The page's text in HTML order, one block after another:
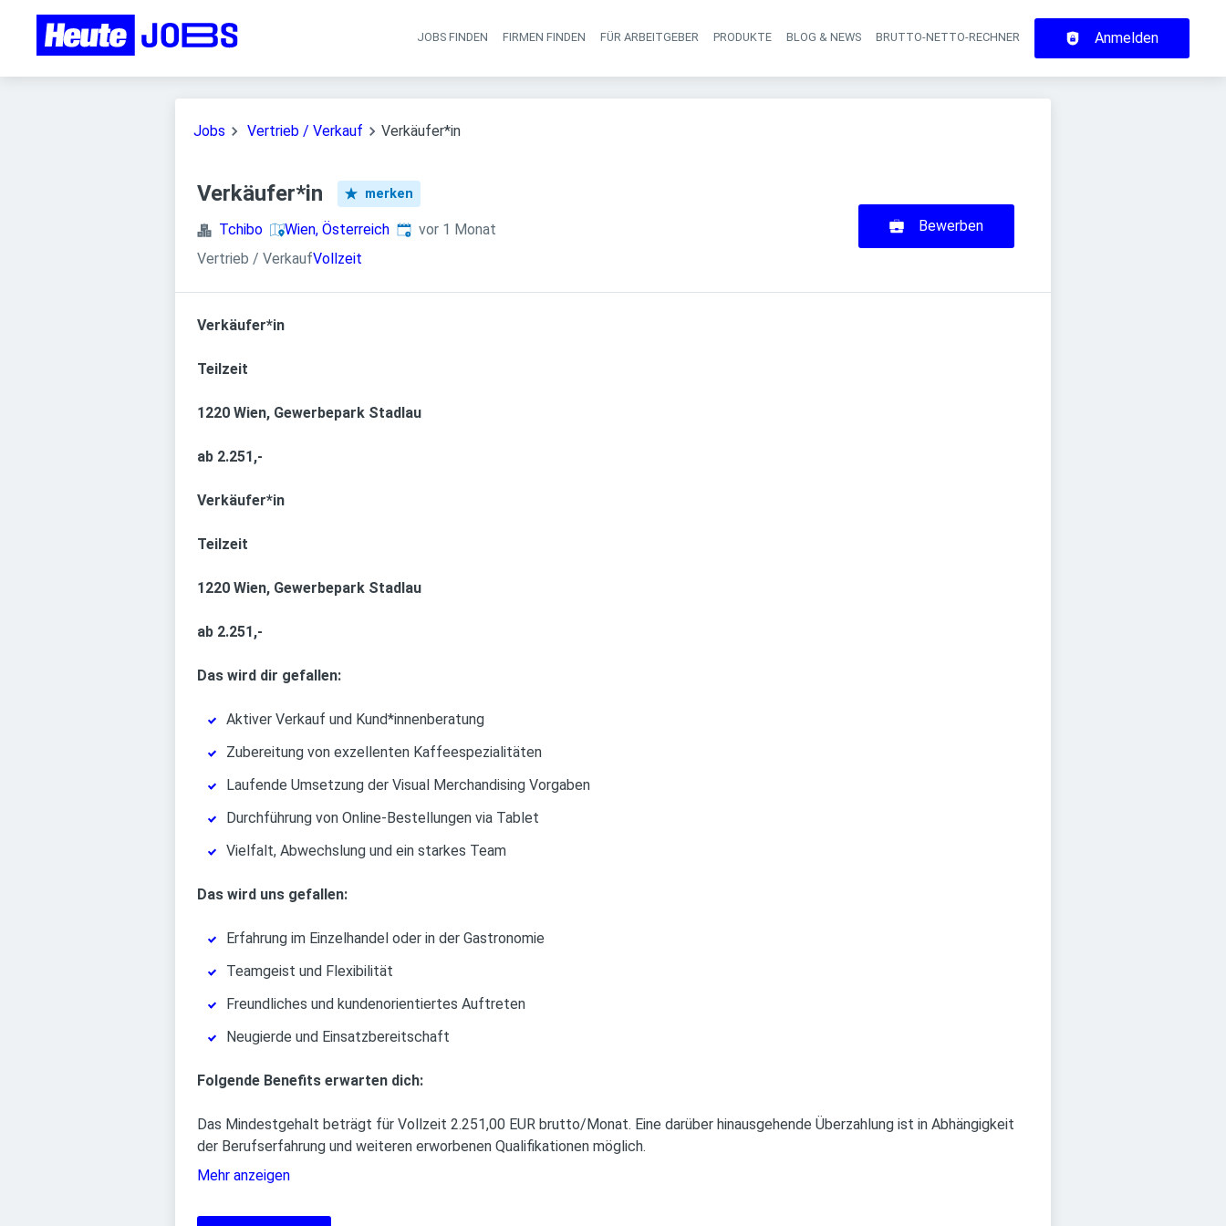
Haupt-Navigation
JOBS FINDEN FIRMEN FINDEN FÜR ARBEITGEBER PRODUKTE BLOG & NEWS BRUTTO-NETTO-RECHNER Anmelden
Jobs Vertrieb / Verkauf Verkäufer*in
Verkäufer*in merken
Tchibo Wien, Österreich Veröffentlicht:
vor 1 Monat
Vertrieb / VerkaufVollzeit
Bewerben
Verkäufer*in
Teilzeit
1220 Wien, Gewerbepark Stadlau
ab 2.251,-
Verkäufer*in
Teilzeit
1220 Wien, Gewerbepark Stadlau
ab 2.251,-
Das wird dir gefallen:
Aktiver Verkauf und Kund*innenberatung
Zubereitung von exzellenten Kaffeespezialitäten
Laufende Umsetzung der Visual Merchandising Vorgaben
Durchführung von Online-Bestellungen via Tablet
Vielfalt, Abwechslung und ein starkes Team
Das wird uns gefallen:
Erfahrung im Einzelhandel oder in der Gastronomie
Teamgeist und Flexibilität
Freundliches und kundenorientiertes Auftreten
Neugierde und Einsatzbereitschaft
Folgende Benefits erwarten dich:
Das Mindestgehalt beträgt für Vollzeit 2.251,00 EUR brutto/Monat. Eine darüber hinausgehende Überzahlung ist in Abhängigkeit
der Berufserfahrung und weiteren erworbenen Qualifikationen möglich.
Mehr anzeigen